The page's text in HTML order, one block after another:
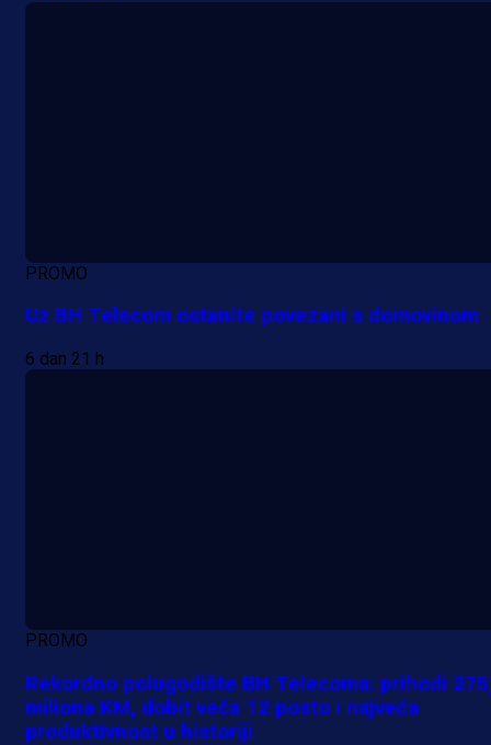
PROMO
Uz BH Telecom ostanite povezani s domovinom
6 dan 21 h
PROMO
Rekordno polugodište BH Telecoma: prihodi
miliona KM, dobit veća 12 posto i najveća
produktivnost u historiji